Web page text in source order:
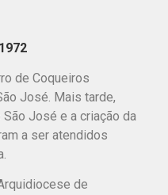
de Coqueiros
José. Mais tarde,
José e a criação da
a ser atendidos
de